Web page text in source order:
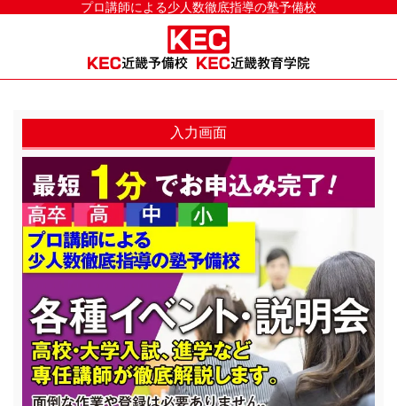
プロ講師による少人数徹底指導の塾予備校
入力画面